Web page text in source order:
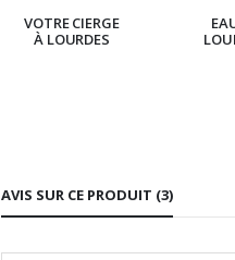
VOTRE CIERGE
À LOURDES
AVIS SUR CE PRODUIT (3)